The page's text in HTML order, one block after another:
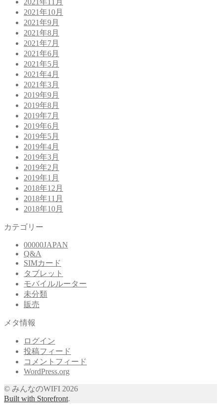
2021年10月
2021年9月
2021年8月
2021年7月
2021年6月
2021年5月
2021年4月
2021年3月
2019年9月
2019年8月
2019年7月
2019年6月
2019年5月
2019年4月
2019年3月
2019年2月
2019年1月
2018年12月
2018年11月
2018年10月
カテゴリー
00000JAPAN
Q&A
SIMカード
タブレット
モバイルルーター
未分類
販売
メタ情報
ログイン
投稿フィード
コメントフィード
WordPress.org
© みんなのWIFI 2026
Built with Storefront.